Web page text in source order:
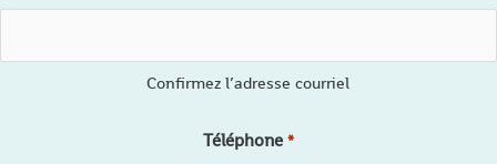
Confirmez l’adresse courriel
Téléphone *